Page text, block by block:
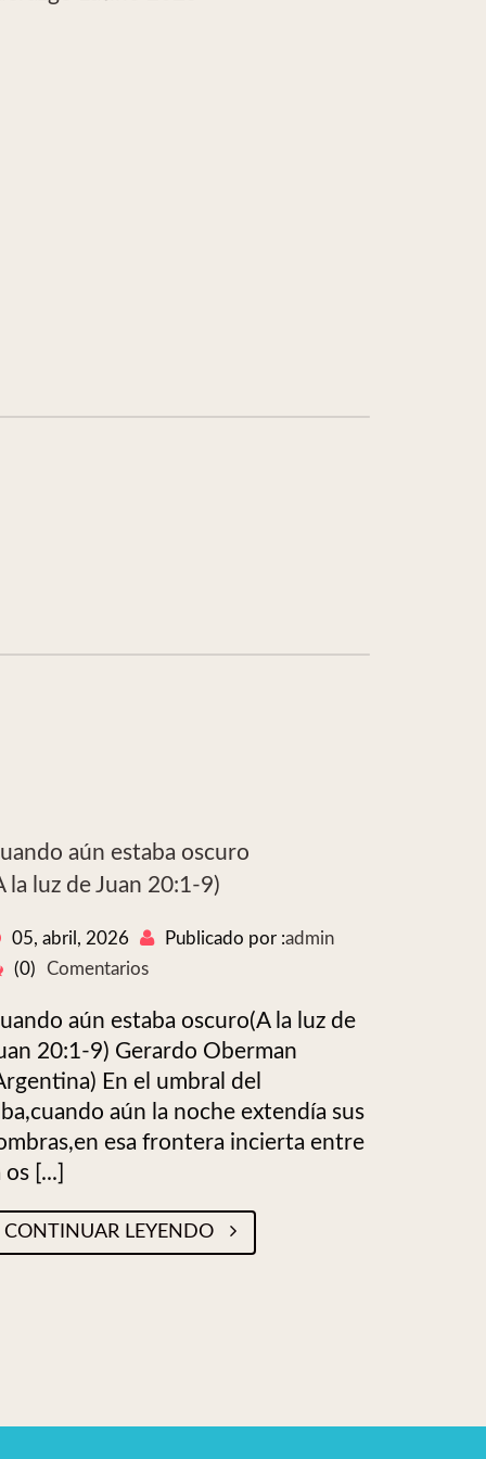
aún estaba oscuro
la luz de Juan 20:1-9)
05, abril, 2026 Publicado por :admin
(0)
Comentarios
aún estaba oscuro(A la luz de
20:1-9) Gerardo Oberman
En el umbral del
aún la noche extendía sus
esa frontera incierta entre
os [...]
CONTINUAR LEYENDO